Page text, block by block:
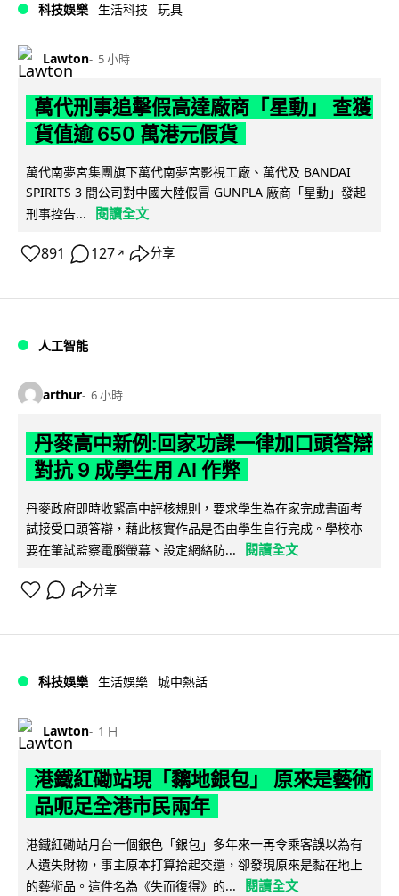
科技娛樂 生活科技 玩具
Lawton 5 小時
萬代刑事追擊假高達廠商「星動」 查獲
貨值逾 650 萬港元假貨
萬代南夢宮集團旗下萬代南夢宮影視工廠、萬代及 BANDAI
SPIRITS 3 間公司對中國大陸假冒 GUNPLA 廠商「星動」發起
刑事控告...
閱讀全文
891 127 ↗ 分享
人工智能
arthur 6 小時
丹麥高中新例:回家功課一律加口頭答辯
對抗 9 成學生用 AI 作弊
丹麥政府即時收緊高中評核規則，要求學生為在家完成書面考
試接受口頭答辯，藉此核實作品是否由學生自行完成。學校亦
要在筆試監察電腦螢幕、設定網絡防...
閱讀全文
分享
科技娛樂 生活娛樂 城中熱話
Lawton 1 日
港鐵紅磡站現「黐地銀包」 原來是藝術
品呃足全港市民兩年
港鐵紅磡站月台一個銀色「銀包」多年來一再令乘客誤以為有
人遺失財物，事主原本打算拾起交還，卻發現原來是黏在地上
的藝術品。這件名為《失而復得》的...
閱讀全文